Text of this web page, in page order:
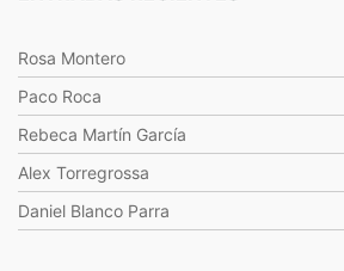
Rosa Montero
Paco Roca
Rebeca Martín García
Alex Torregrossa
Daniel Blanco Parra